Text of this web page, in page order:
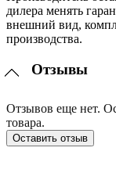
дилера менять
внешний вид,
производства.
Отзывы
Отзывов еще нет.
товара.
Оставить отзыв